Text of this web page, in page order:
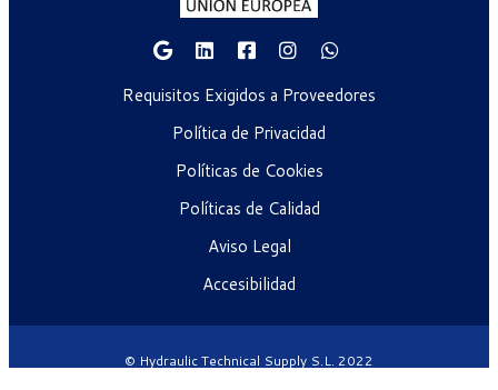
Requisitos Exigidos a Proveedores
Política de Privacidad
Políticas de Cookies
Políticas de Calidad
Aviso Legal
Accesibilidad
© Hydraulic Technical Supply S.L. 2022